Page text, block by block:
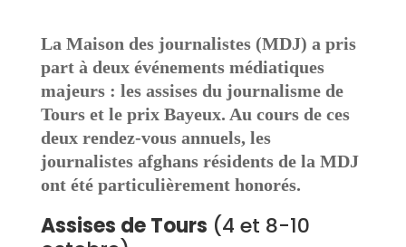
La Maison des journalistes (MDJ) a pris
part à deux événements médiatiques
majeurs : les assises du journalisme de
Tours et le prix Bayeux. Au cours de ces
deux rendez-vous annuels, les
journalistes afghans résidents de la MDJ
ont été particulièrement honorés.
Assises de Tours (4 et 8-10